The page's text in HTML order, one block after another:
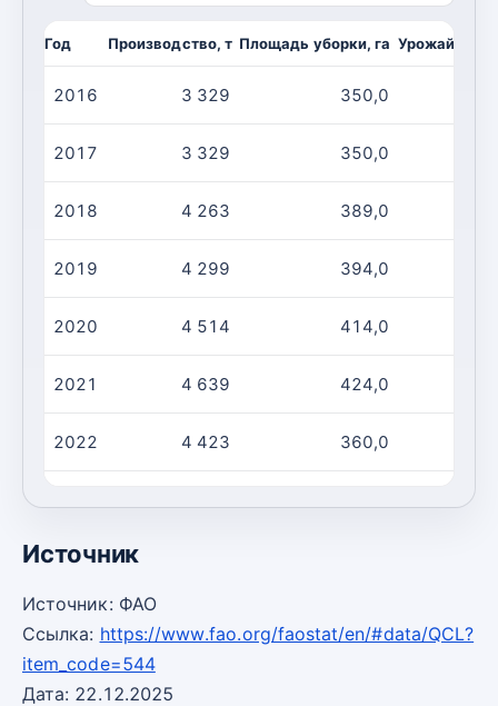
Год Производство, т Площадь уборки, га
2016 3 329 350,0
2017 3 329 350,0
2018 4 263 389,0
2019 4 299 394,0
2020 4 514 414,0
2021 4 639 424,0
2022 4 423 360,0
Источник
Источник: ФАО
Ссылка: https://www.fao.org/faostat/en/#data/QCL?
item_code=544
Дата: 22.12.2025